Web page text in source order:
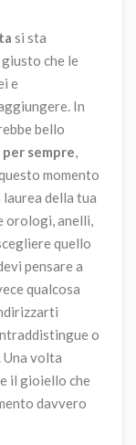
si sta
giusto che le
e
In
bello
per sempre
momento
laurea della tua
orologi, anelli,
quello
pensare a
qualcosa
o
Una volta
il gioiello che
davvero